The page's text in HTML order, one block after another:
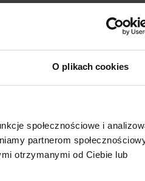
O plikach cookies
społecznościowe i
partnerom
otrzymanymi od Ciebie lub